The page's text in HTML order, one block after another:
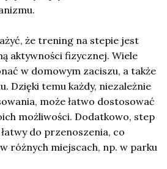
że trening na stepie jest
aktywności fizycznej. Wiele
w domowym zaciszu, a także
Dzięki temu każdy, niezależnie
może łatwo dostosować
możliwości. Dodatkowo, step
do przenoszenia, co
różnych miejscach, np. w parku